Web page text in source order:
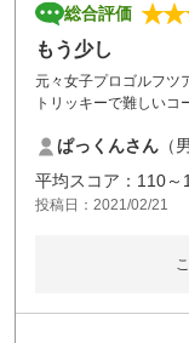
総合評価
もう少し
元々女子プロゴルフツ
トリッキーで難しいコ
ぱっくんさん （
平均スコア：110～
投稿日：2021/02/21